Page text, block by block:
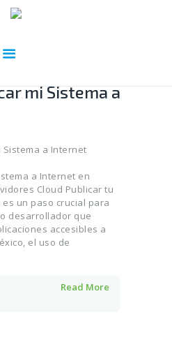
mi Sistema a
a Internet en
Cloud Publicar tu
un paso crucial para
desarrollador que
accesibles a
el uso de
Read More